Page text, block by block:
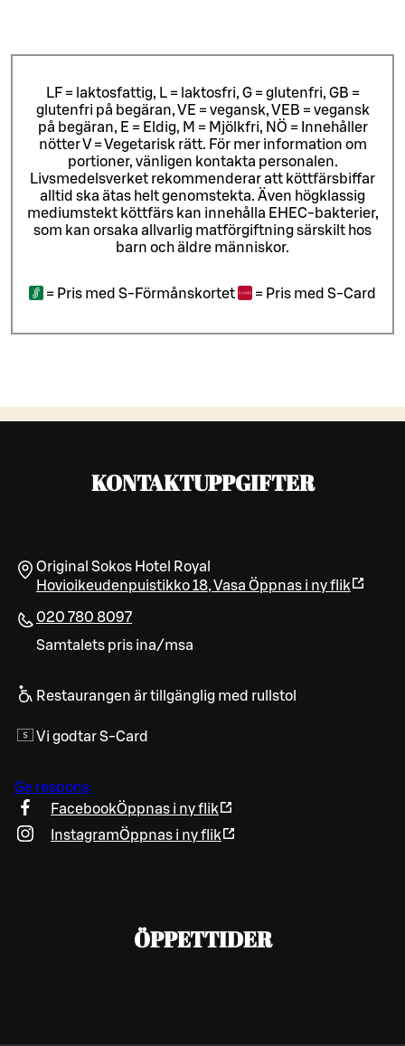
LF = laktosfattig, L = laktosfri, G = glutenfri, GB =
glutenfri på begäran, VE = vegansk, VEB = vegansk
på begäran, E = Eldig, M = Mjölkfri, NÖ = Innehåller
nötter V = Vegetarisk rätt. För mer information om
portioner, vänligen kontakta personalen.
Livsmedelsverket rekommenderar att köttfärsbiffar
alltid ska ätas helt genomstekta. Även högklassig
mediumstekt köttfärs kan innehålla EHEC-bakterier,
som kan orsaka allvarlig matförgiftning särskilt hos
barn och äldre människor.
= Pris med S-Förmånskortet = Pris med S-Card
KONTAKTUPPGIFTER
Original Sokos Hotel Royal
Hovioikeudenpuistikko 18,Vasa Öppnas i ny flik
020 780 8097
Samtalets pris ina/msa
Restaurangen är tillgänglig med rullstol
Vi godtar S-Card
Ge respons
FacebookÖppnas i ny flik
InstagramÖppnas i ny flik
ÖPPETTIDER